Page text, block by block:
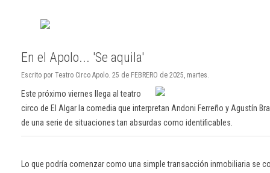
En el Apolo... 'Se aquila'
Escrito por Teatro Circo Apolo. 25 de FEBRERO de 2025, martes.
Este próximo viernes llega al teatro
circo de El Algar la comedia que interpretan Andoni Ferreño y Agustín
de una serie de situaciones tan absurdas como identificables.
Lo que podría comenzar como una simple transacción inmobiliaria se